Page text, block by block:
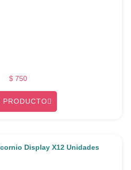
$ 750
PRODUCTO
Display X12 Unidades